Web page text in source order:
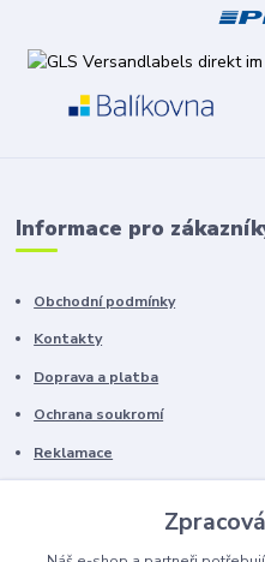
Informace pro
Obchodní podmínky
Kontakty
Doprava a platba
Ochrana soukromí
Reklamace